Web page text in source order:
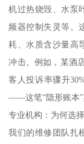
机过热烧毁、水泵
频器控制失灵等。
耗、水质含沙量高
冲击。例如，某酒
客人投诉率骤升
——这笔“隐形账本”
专业机构：为何选
我们的维修团队扎